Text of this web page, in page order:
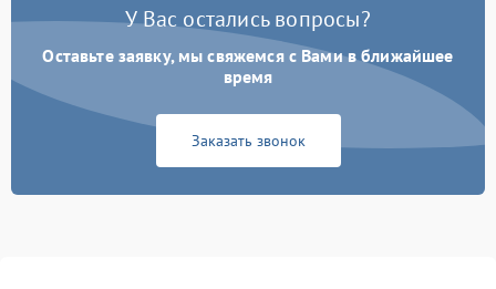
У Вас остались вопросы?
Оставьте заявку, мы свяжемся с Вами в ближайшее
время
Заказать звонок